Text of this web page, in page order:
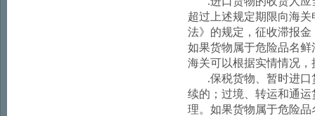
超过上述规定期限向海
法》的规定，征收滞报金
如果货物属于危险品名
海关可以根据实情情况
.保税货物、暂时进
续的；过境、转运和通
理。如果货物属于危险